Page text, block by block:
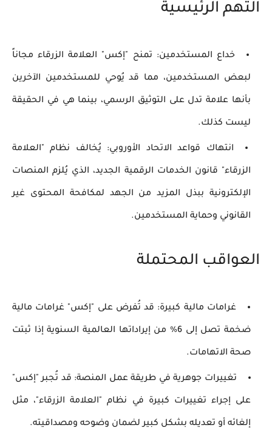
التهم الرئيسية
خداع المستخدمين: تمنح "إكس" العلامة الزرقاء مجاناً
لبعض المستخدمين، مما قد يُوحي للمستخدمين الآخرين
بأنها علامة تدل على التوثيق الرسمي، بينما هي في الحقيقة
ليست كذلك.
انتهاك قواعد الاتحاد الأوروبي: يُخالف نظام "العلامة
الزرقاء" قانون الخدمات الرقمية الجديد، الذي يُلزم المنصات
الإلكترونية ببذل المزيد من الجهد لمكافحة المحتوى غير
القانوني وحماية المستخدمين.
العواقب المحتملة
غرامات مالية كبيرة: قد تُفرض على "إكس" غرامات مالية
ضخمة تصل إلى 6% من إيراداتها العالمية السنوية إذا ثبتت
صحة الاتهامات.
تغييرات جوهرية في طريقة عمل المنصة: قد تُجبر "إكس"
على إجراء تغييرات كبيرة في نظام "العلامة الزرقاء"، مثل
إلغائه أو تعديله بشكل كبير لضمان وضوحه ومصداقيته.